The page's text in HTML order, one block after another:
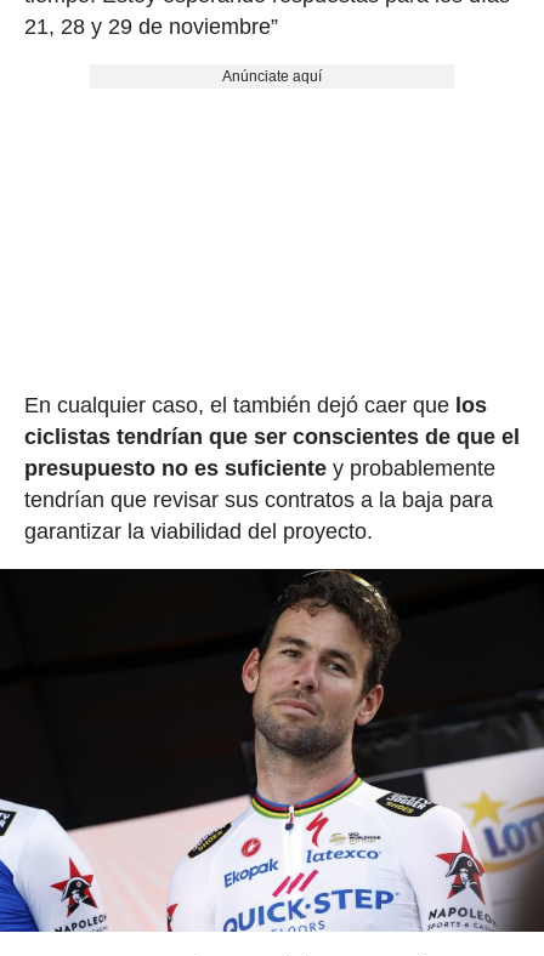
21, 28 y 29 de noviembre”
Anúnciate aquí
En cualquier caso, el también dejó caer quelos
ciclistas tendrían que ser conscientes de que el
presupuesto no es suficientey probablemente
tendrían que revisar sus contratos a la baja para
garantizar la viabilidad del proyecto.